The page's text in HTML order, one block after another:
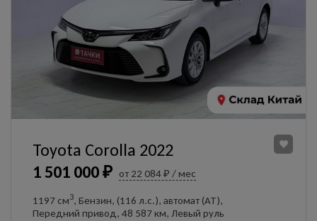
1 501 000 ₽ от 22 084 ₽ / мес
Toyota Corolla 2022
1197 см3, Бензин, (116 л.с.), автомат (AT),
Передний привод, 48 587 км, Левый руль